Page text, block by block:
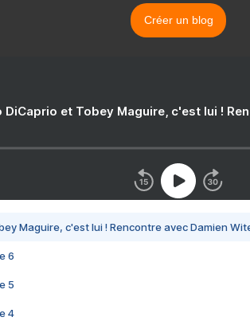
Créer un blog
DiCaprio et Tobey Maguire, c'est lui !
Maguire, c'est lui ! Rencontre avec Damien
6
5
4